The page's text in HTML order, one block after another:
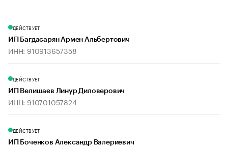
ДЕЙСТВУЕТ
ИП Багдасарян Армен Альбертович
ИНН: 910913657358
ДЕЙСТВУЕТ
ИП Велишаев Линур Диловерович
ИНН: 910701057824
ДЕЙСТВУЕТ
ИП Боченков Александр Валериевич